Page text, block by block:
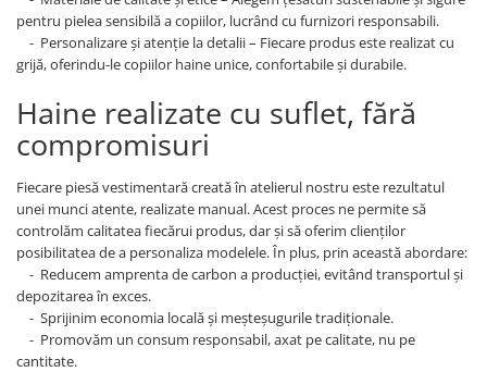
pentru pielea sensibilă a copiilor, lucrând cu furnizori responsabili.
- Personalizare și atenție la detalii – Fiecare produs este realizat cu
grijă, oferindu-le copiilor haine unice, confortabile și durabile.
Haine realizate cu suflet, fără
compromisuri
Fiecare piesă vestimentară creată în atelierul nostru este rezultatul
unei munci atente, realizate manual. Acest proces ne permite să
controlăm calitatea fiecărui produs, dar și să oferim clienților
posibilitatea de a personaliza modelele. În plus, prin această abordare:
- Reducem amprenta de carbon a producției, evitând transportul și
depozitarea în exces.
- Sprijinim economia locală și meșteșugurile tradiționale.
- Promovăm un consum responsabil, axat pe calitate, nu pe
cantitate.